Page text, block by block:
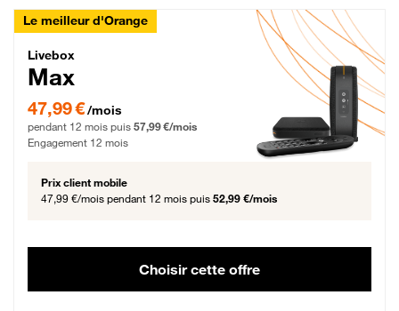
Le meilleur d'Orange
Livebox Max Fibre
Livebox
Max
47,99 € par mois pendant 12 mois puis 57,99 € par mois, Engagement 12 mois
47,99 €/mois
pendant 12 mois puis 57,99 €/mois
Engagement 12 mois
Prix client mobile
47,99 €/mois pendant 12 mois puis 52,99 €/mois
Choisir cette offre